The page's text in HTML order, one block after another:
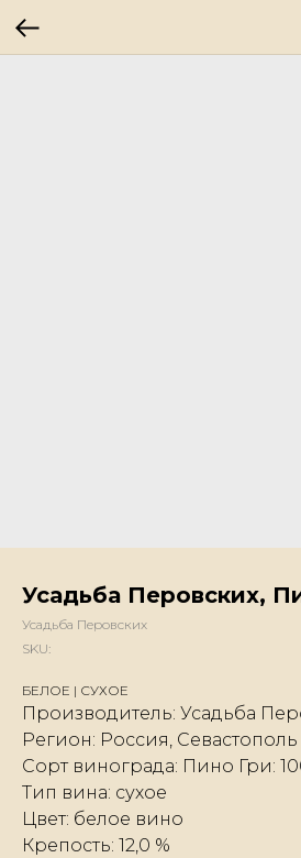
Усадьба Перовских,
Усадьба Перовских
SKU:
БЕЛОЕ | СУХОЕ
Производитель: Усадьба
Регион: Россия, Севастополь
Сорт винограда: Пино Гри:
Тип вина: сухое
Цвет: белое вино
Крепость: 12,0 %